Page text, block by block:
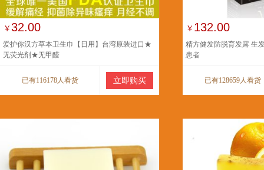
￥32.00
爱护你汉方草本卫生巾【日用】台湾原装进口★
无荧光剂★无甲醛
已有116178人看货 立即购买
￥ 132.00
精方健发防脱育发露 生
患者
已有128659人看货